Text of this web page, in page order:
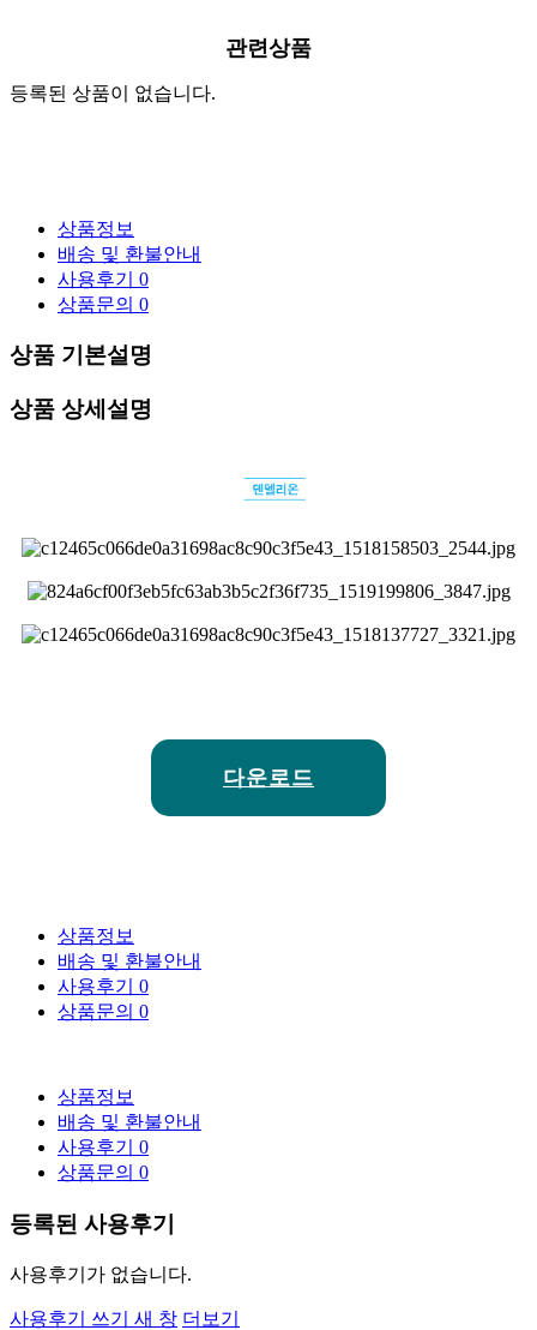
관련상품
등록된 상품이 없습니다.
상품정보
배송 및 환불안내
사용후기 0
상품문의 0
상품 기본설명
상품 상세설명
다운로드
상품정보
배송 및 환불안내
사용후기 0
상품문의 0
상품정보
배송 및 환불안내
사용후기 0
상품문의 0
등록된 사용후기
사용후기가 없습니다.
사용후기 쓰기 새 창 더보기